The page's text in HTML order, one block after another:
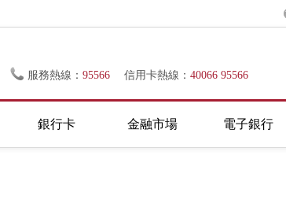
服務熱線： 95566 信用卡熱線： 40066 95566
銀行卡 金融市場 電子銀行